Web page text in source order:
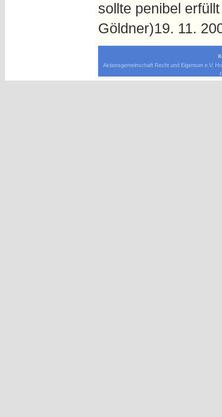
sollte penibel
Göldner)19. 11.
Aktionsgemeinschaft Recht und Eigentum e.V.